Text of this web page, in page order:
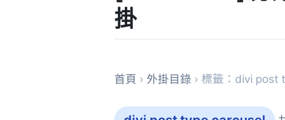
掛
首頁 › 外掛目錄 › 標籤：divi post